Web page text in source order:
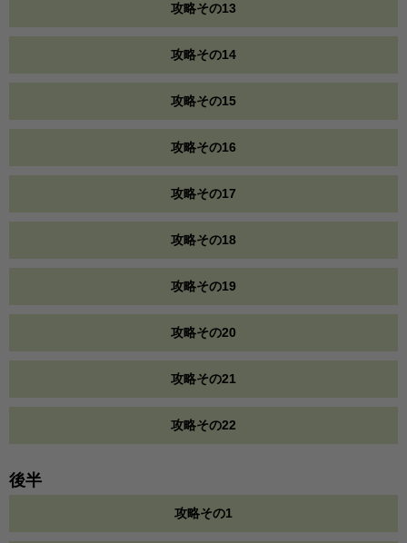
攻略その13
攻略その14
攻略その15
攻略その16
攻略その17
攻略その18
攻略その19
攻略その20
攻略その21
攻略その22
後半
攻略その1